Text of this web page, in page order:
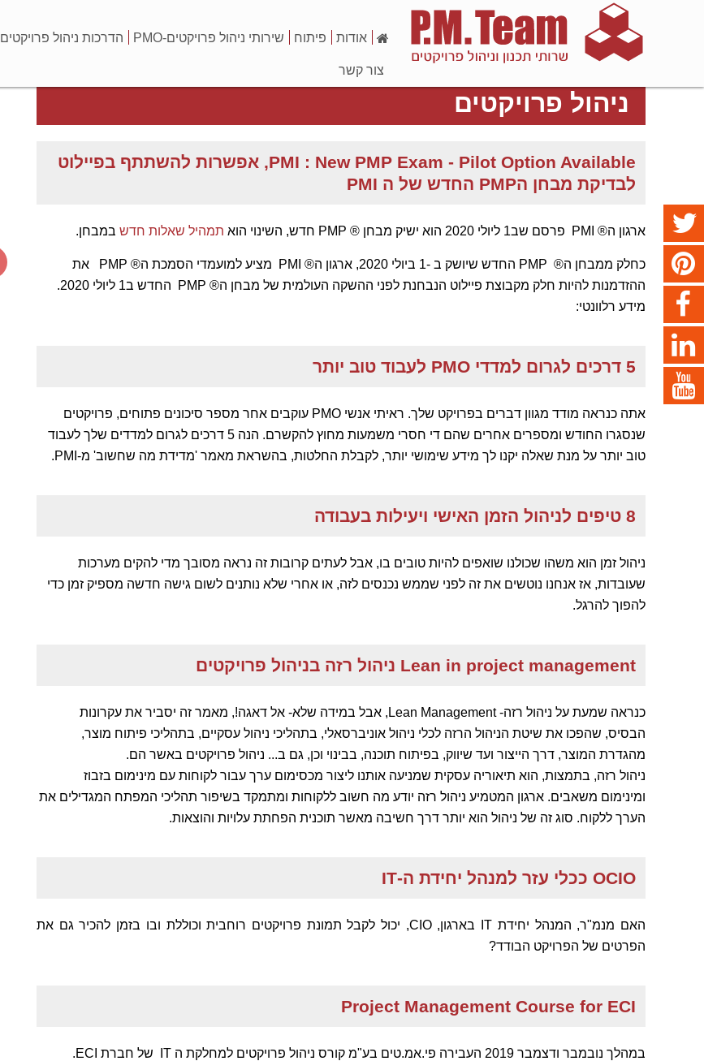
אודות פיתוח שירותי ניהול פרויקטים-PMO הדרכות ניהול פרויקטים
צור קשר
ניהול פרויקטים
PMI : New PMP Exam - Pilot Option Available, אפשרות להשתתף בפיילוט
לבדיקת מבחן הPMP החדש של ה PMI
ארגון ה® PMI פרסם שב1 ליולי 2020 הוא ישיק מבחן ® PMP חדש, השינוי הוא תמהיל שאלות חדש במבחן.
כחלק ממבחן ה® PMP החדש שיושק ב -1 ביולי 2020, ארגון ה® PMI מציע למועמדי הסמכת ה® PMP את
ההזדמנות להיות חלק מקבוצת פיילוט הנבחנת לפני ההשקה העולמית של מבחן ה® PMP החדש ב1 ליולי 2020.
מידע רלוונטי:
5 דרכים לגרום למדדי PMO לעבוד טוב יותר
אתה כנראה מודד מגוון דברים בפרויקט שלך. ראיתי אנשי PMO עוקבים אחר מספר סיכונים פתוחים, פרויקטים
שנסגרו החודש ומספרים אחרים שהם די חסרי משמעות מחוץ להקשרם. הנה 5 דרכים לגרום למדדים שלך לעבוד
טוב יותר על מנת שאלה יקנו לך מידע שימושי יותר, לקבלת החלטות, בהשראת מאמר 'מדידת מה שחשוב' מ-PMI.
8 טיפים לניהול הזמן האישי ויעילות בעבודה
ניהול זמן הוא משהו שכולנו שואפים להיות טובים בו, אבל לעתים קרובות זה נראה מסובך מדי להקים מערכות
שעובדות, אז אנחנו נוטשים את זה לפני שממש נכנסים לזה, או אחרי שלא נותנים לשום גישה חדשה מספיק זמן כדי
להפוך להרגל.
Lean in project management ניהול רזה בניהול פרויקטים
כנראה שמעת על ניהול רזה- Lean Management, אבל במידה שלא- אל דאגה!, מאמר זה יסביר את עקרונות
הבסיס, שהפכו את שיטת הניהול הרזה לכלי ניהול אוניברסאלי, בתהליכי ניהול עסקיים, בתהליכי פיתוח מוצר,
מהגדרת המוצר, דרך הייצור ועד שיווק, בפיתוח תוכנה, בבינוי וכן, גם ב... ניהול פרויקטים באשר הם.
ניהול רזה, בתמצות, הוא תיאוריה עסקית שמניעה אותנו ליצור מכסימום ערך עבור לקוחות עם מינימום בזבוז
ומינימום משאבים. ארגון המטמיע ניהול רזה יודע מה חשוב ללקוחות ומתמקד בשיפור תהליכי המפתח המגדילים את
הערך ללקוח. סוג זה של ניהול הוא יותר דרך חשיבה מאשר תוכנית הפחתת עלויות והוצאות.
OCIO ככלי עזר למנהל יחידת ה-IT
האם מנמ"ר, המנהל יחידת IT בארגון, CIO, יכול לקבל תמונת פרויקטים רוחבית וכוללת ובו בזמן להכיר גם את
הפרטים של הפרויקט הבודד?
Project Management Course for ECI
במהלך נובמבר ודצמבר 2019 העבירה פי.אמ.טים בע"מ קורס ניהול פרויקטים למחלקת ה IT של חברת ECI.